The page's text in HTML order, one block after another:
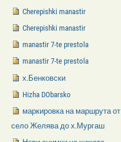
Cherepishki manastir
Cherepishki manastir
manastir 7-te prestola
manastir 7-te prestola
х.Бенковски
Hizha DObarsko
маркировка на маршрута от
село Желява до х.Мургаш